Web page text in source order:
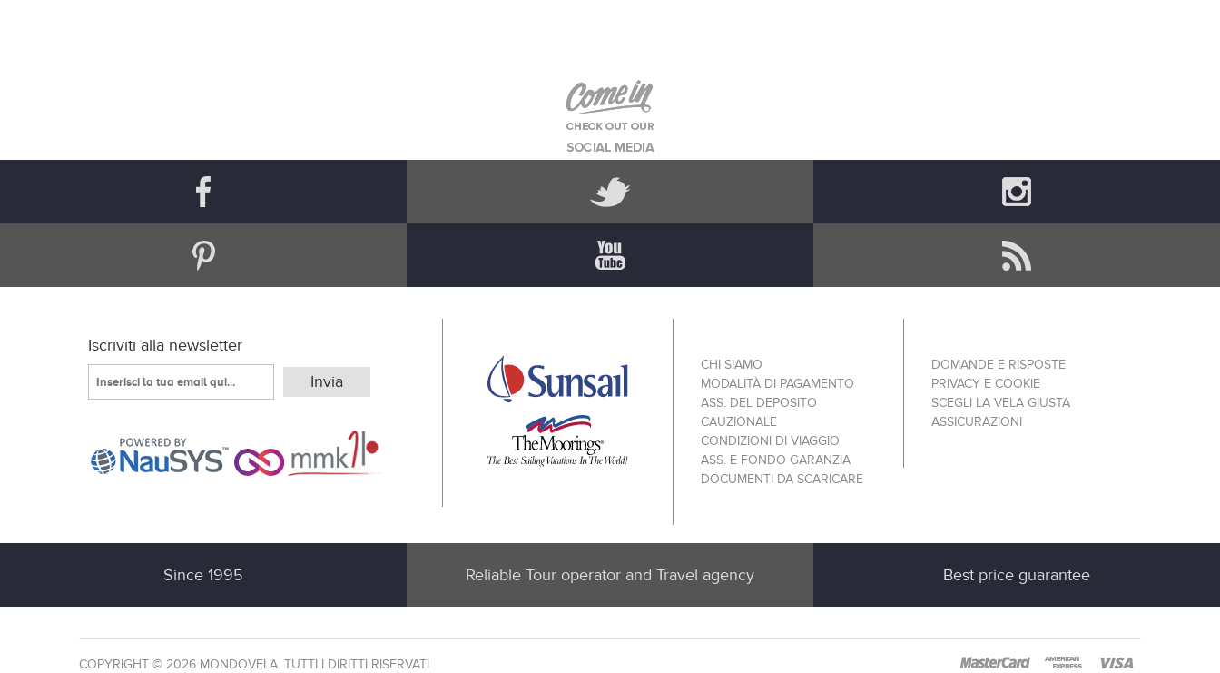
Iscriviti alla newsletter
CHI SIAMO
MODALITÀ DI PAGAMENTO
ASS. DEL DEPOSITO
CAUZIONALE
CONDIZIONI DI VIAGGIO
ASS. E FONDO GARANZIA
DOCUMENTI DA SCARICARE
DOMANDE E RISPOSTE
PRIVACY E COOKIE
SCEGLI LA VELA GIUSTA
ASSICURAZIONI
Since 1995 Reliable Tour operator and Travel agency Best price guarantee
COPYRIGHT © 2026 MONDOVELA. TUTTI I DIRITTI RISERVATI